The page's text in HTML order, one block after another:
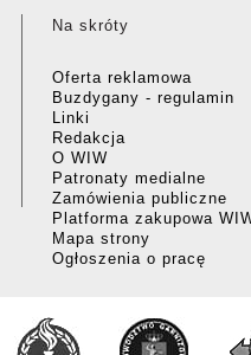
Na skróty
Oferta reklamowa
Buzdygany - regulamin
Linki
Redakcja
O WIW
Patronaty medialne
Zamówienia publiczne
Platforma zakupowa
Mapa strony
Ogłoszenia o pracę